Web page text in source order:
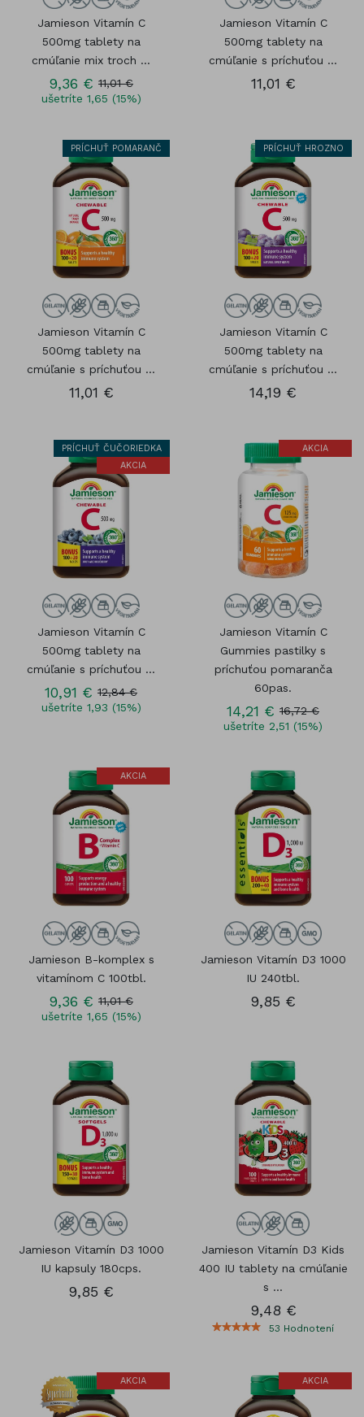
Jamieson Vitamín C
500mg tablety na
cmúľanie mix troch ...
9,36 € 11,01 €
ušetríte 1,65 (15%)
Jamieson Vitamín C
500mg tablety na
cmúľanie s príchuťou ...
11,01 €
PRÍCHUŤ POMARANČ
Jamieson Vitamín C
500mg tablety na
cmúľanie s príchuťou ...
11,01 €
PRÍCHUŤ HROZNO
Jamieson Vitamín C
500mg tablety na
cmúľanie s príchuťou ...
14,19 €
PRÍCHUŤ ČUČORIEDKA
AKCIA
Jamieson Vitamín C
500mg tablety na
cmúľanie s príchuťou ...
10,91 € 12,84 €
ušetríte 1,93 (15%)
AKCIA
Jamieson Vitamín C
Gummies pastilky s
príchuťou pomaranča
60pas.
14,21 € 16,72 €
ušetríte 2,51 (15%)
AKCIA
Jamieson B-komplex s
vitamínom C 100tbl.
9,36 € 11,01 €
ušetríte 1,65 (15%)
Jamieson Vitamín D3 1000
IU 240tbl.
9,85 €
Jamieson Vitamín D3 1000
IU kapsuly 180cps.
9,85 €
Jamieson Vitamín D3 Kids
400 IU tablety na cmúľanie
s ...
9,48 €
53 Hodnotení
AKCIA AKCIA